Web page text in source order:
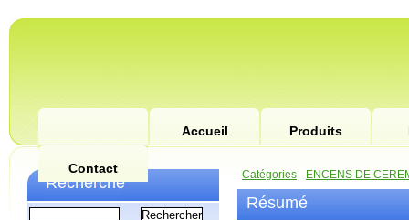
Accueil Produits
Contact
Recherche Catégories - ENCENS DE
Résumé